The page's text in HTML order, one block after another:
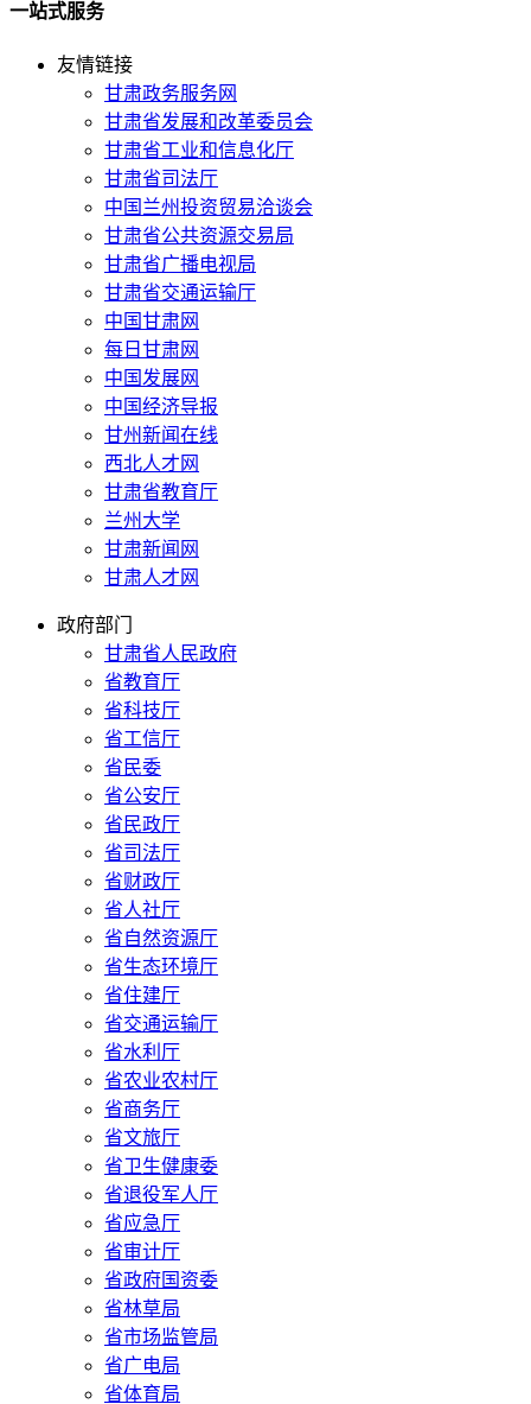
一站式服务
友情链接
甘肃政务服务网
甘肃省发展和改革委员会
甘肃省工业和信息化厅
甘肃省司法厅
中国兰州投资贸易洽谈会
甘肃省公共资源交易局
甘肃省广播电视局
甘肃省交通运输厅
中国甘肃网
每日甘肃网
中国发展网
中国经济导报
甘州新闻在线
西北人才网
甘肃省教育厅
兰州大学
甘肃新闻网
甘肃人才网
政府部门
甘肃省人民政府
省教育厅
省科技厅
省工信厅
省民委
省公安厅
省民政厅
省司法厅
省财政厅
省人社厅
省自然资源厅
省生态环境厅
省住建厅
省交通运输厅
省水利厅
省农业农村厅
省商务厅
省文旅厅
省卫生健康委
省退役军人厅
省应急厅
省审计厅
省政府国资委
省林草局
省市场监管局
省广电局
省体育局